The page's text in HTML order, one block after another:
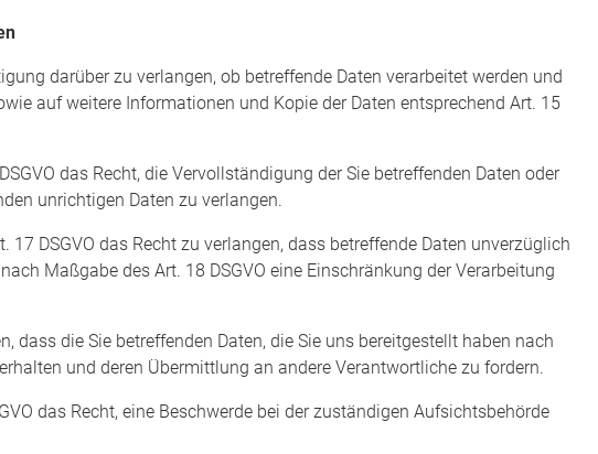
darüber zu verlangen, ob betreffende Daten verarbeitet werden und
auf weitere Informationen und Kopie der Daten entsprechend Art. 15
das Recht, die Vervollständigung der Sie betreffenden Daten oder
unrichtigen Daten zu verlangen.
17 DSGVO das Recht zu verlangen, dass betreffende Daten unverzüglich
Maßgabe des Art. 18 DSGVO eine Einschränkung der Verarbeitung
dass die Sie betreffenden Daten, die Sie uns bereitgestellt haben nach
und deren Übermittlung an andere Verantwortliche zu fordern.
das Recht, eine Beschwerde bei der zuständigen Aufsichtsbehörde